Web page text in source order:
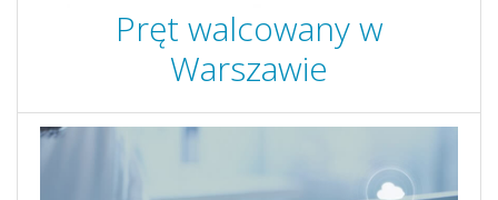
Pręt walcowany w
Warszawie